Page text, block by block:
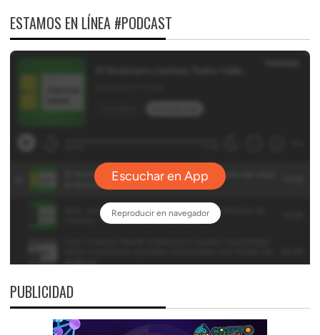
ESTAMOS EN LÍNEA #PODCAST
PUBLICIDAD